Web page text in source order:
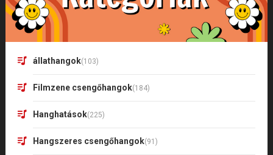
állathangok(103)
Filmzene csengőhangok(184)
Hanghatások(225)
Hangszeres csengőhangok(91)